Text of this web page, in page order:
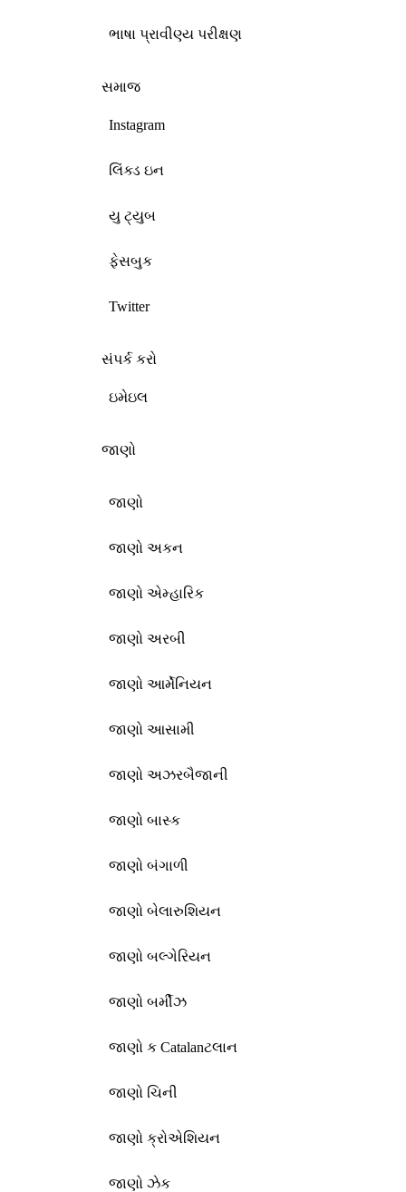
ભાષા પ્રાવીણ્ય પરીક્ષણ
સમાજ
Instagram
લિંક્ડ ઇન
યુ ટ્યુબ
ફેસબુક
Twitter
સંપર્ક કરો
ઇમેઇલ
જાણો
જાણો
જાણો અકન
જાણો એમ્હારિક
જાણો અરબી
જાણો આર્મેનિયન
જાણો આસામી
જાણો અઝરબૈજાની
જાણો બાસ્ક
જાણો બંગાળી
જાણો બેલારુશિયન
જાણો બલ્ગેરિયન
જાણો બર્મીઝ
જાણો ક Catalanટલાન
જાણો ચિની
જાણો ક્રોએશિયન
જાણો ઝેક